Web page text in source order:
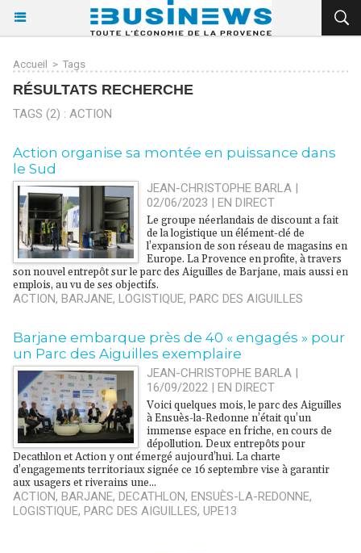
Accueil > Tags
RÉSULTATS RECHERCHE
TAGS (2) : ACTION
Action organise sa montée en puissance dans
le Sud
JEAN-CHRISTOPHE BARLA |
02/06/2023 |EN DIRECT
Le groupe néerlandais de discount a fait
de la logistique un élément-clé de
l’expansion de son réseau de magasins en
Europe. La Provence en profite, à travers
son nouvel entrepôt sur le parc des Aiguilles de Barjane, mais aussi en
emplois, au vu de ses objectifs.
ACTION, BARJANE, LOGISTIQUE, PARC DES AIGUILLES
Barjane embarque près de 40 « engagés » pour
un Parc des Aiguilles exemplaire
JEAN-CHRISTOPHE BARLA |
16/09/2022 |EN DIRECT
Voici quelques mois, le parc des Aiguilles
à Ensuès-la-Redonne n’était qu’un
immense espace en friche, en cours de
dépollution. Deux entrepôts pour
Decathlon et Action y ont émergé aujourd’hui. La charte
d’engagements territoriaux signée ce 16 septembre vise à garantir
aux usagers et riverains une...
ACTION, BARJANE, DECATHLON, ENSUÈS-LA-REDONNE,
LOGISTIQUE, PARC DES AIGUILLES, UPE13